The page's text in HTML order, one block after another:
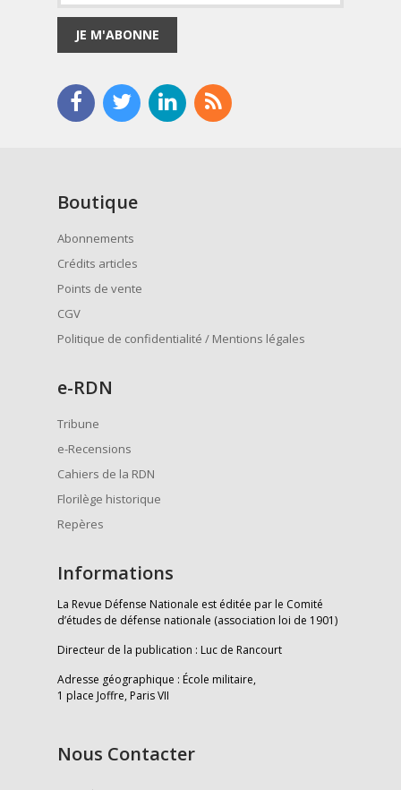
JE M'ABONNE
Boutique
Abonnements
Crédits articles
Points de vente
CGV
Politique de confidentialité / Mentions légales
e-RDN
Tribune
e-Recensions
Cahiers de la RDN
Florilège historique
Repères
Informations
La Revue Défense Nationale est éditée par le Comité
d’études de défense nationale (association loi de 1901)
Directeur de la publication : Luc de Rancourt
Adresse géographique : École militaire,
1 place Joffre, Paris VII
Nous Contacter